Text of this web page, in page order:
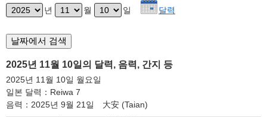
년 월 일 달력
2025년 11월 10일의 달력, 음력, 간지 등
2025년 11월 10일 월요일
일본 달력：Reiwa 7
음력：2025년 9월 21일 大安 (Taian)